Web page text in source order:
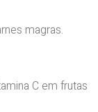
magras.
C em frutas